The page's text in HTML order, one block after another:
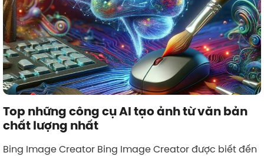
Top những công cụ AI tạo ảnh từ văn bản
chất lượng nhất
Bing Image Creator Bing Image Creator được biết đến